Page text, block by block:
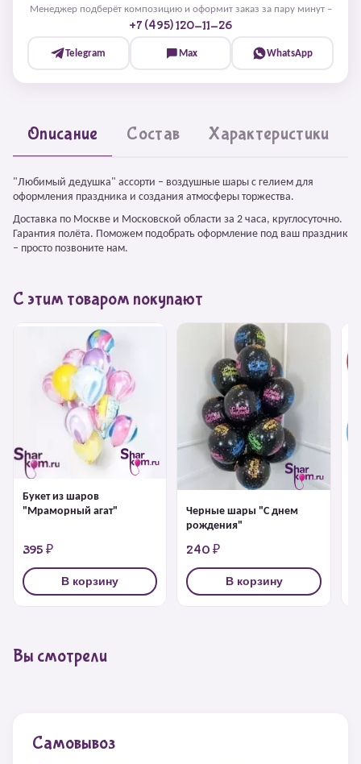
Менеджер подберёт композицию и оформит заказ за пару минут –
+7 (495) 120-11-26
Telegram Max WhatsApp
Описание Состав Характеристики
"Любимый дедушка" ассорти – воздушные шары с гелием для
оформления праздника и создания атмосферы торжества.
Доставка по Москве и Московской области за 2 часа, круглосуточно.
Гарантия полёта. Поможем подобрать оформление под ваш праздник
– просто позвоните нам.
С этим товаром покупают
Букет из шаров
"Мраморный агат"
395 ₽
В корзину
Черные шары "С днем
рождения"
240 ₽
В корзину
Вы смотрели
Самовывоз